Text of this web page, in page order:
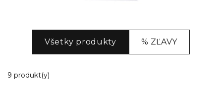
Všetky produkty % ZĽAVY
9 produkt(y)